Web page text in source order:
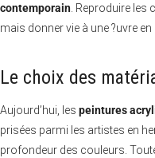
contemporain . Reproduire
mais donner vie à une ?uvre en
Le choix des
Aujourd’hui, les peintures
prisées parmi les artistes en
profondeur des couleurs.